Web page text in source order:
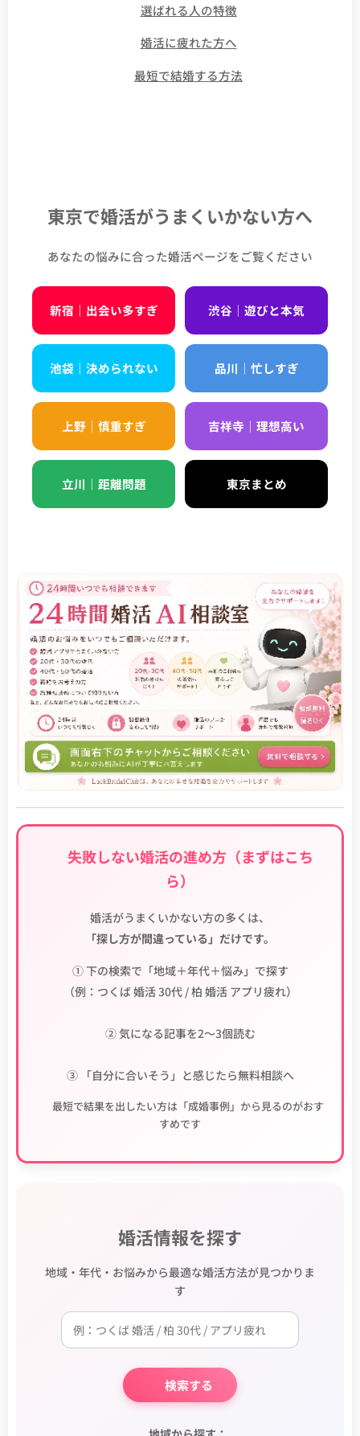
選ばれる人の特徴
婚活に疲れた方へ
最短で結婚する方法
東京で婚活がうまくいかない方へ
あなたの悩みに合った婚活ページをご覧ください
新宿｜出会い多すぎ 渋谷｜遊びと本気
池袋｜決められない 品川｜忙しすぎ
上野｜慎重すぎ 吉祥寺｜理想高い
立川｜距離問題 東京まとめ
🔰 失敗しない婚活の進め方（まずはこち
ら）
婚活がうまくいかない方の多くは、
「探し方が間違っている」だけです。
① 下の検索で「地域＋年代＋悩み」で探す
（例：つくば 婚活 30代 / 柏 婚活 アプリ疲れ）
② 気になる記事を2〜3個読む
③ 「自分に合いそう」と感じたら無料相談へ
💡 最短で結果を出したい方は「成婚事例」から見るのがおす
すめです
婚活情報を探す
地域・年代・お悩みから最適な婚活方法が見つかりま
す
🔍 検索する